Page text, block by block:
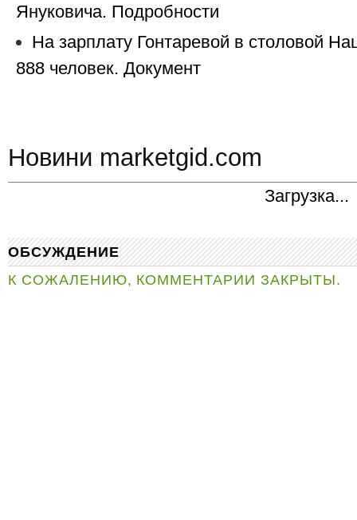
Януковича. Подробности
На зарплату Гонтаревой в столовой
888 человек. Документ
Новини marketgid.com
Загрузка...
ОБСУЖДЕНИЕ
К СОЖАЛЕНИЮ, КОММЕНТАРИИ ЗАКРЫТЫ.